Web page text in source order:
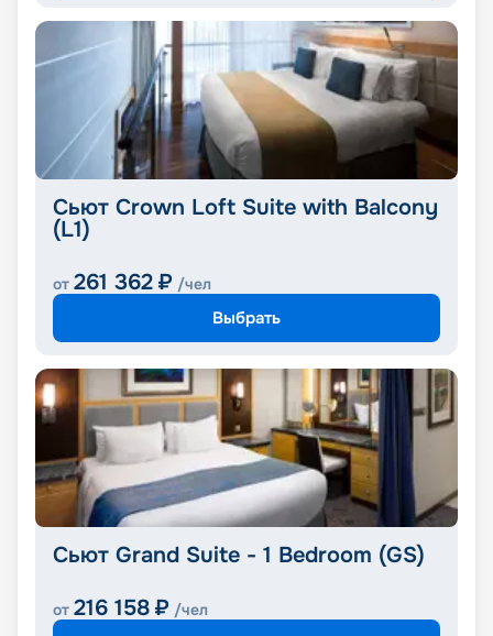
Сьют Crown Loft Suite with Balcony
(L1)
от 261 362 ₽ /чел
Выбрать
Сьют Grand Suite - 1 Bedroom (GS)
от 216 158 ₽ /чел